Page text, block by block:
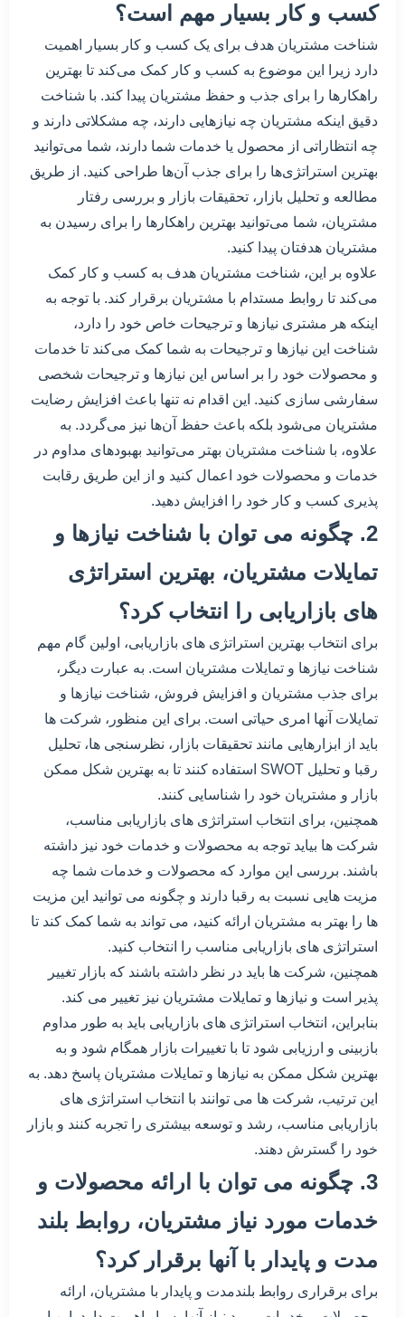
کسب و کار بسیار مهم است؟
شناخت مشتریان هدف برای یک کسب و کار بسیار اهمیت
دارد زیرا این موضوع به کسب و کار کمک می‌کند تا بهترین
راهکارها را برای جذب و حفظ مشتریان پیدا کند. با شناخت
دقیق اینکه مشتریان چه نیازهایی دارند، چه مشکلاتی دارند و
چه انتظاراتی از محصول یا خدمات شما دارند، شما می‌توانید
بهترین استراتژی‌ها را برای جذب آن‌ها طراحی کنید. از طریق
مطالعه و تحلیل بازار، تحقیقات بازار و بررسی رفتار
مشتریان، شما می‌توانید بهترین راهکارها را برای رسیدن به
مشتریان هدفتان پیدا کنید.
علاوه بر این، شناخت مشتریان هدف به کسب و کار کمک
می‌کند تا روابط مستدام با مشتریان برقرار کند. با توجه به
اینکه هر مشتری نیازها و ترجیحات خاص خود را دارد،
شناخت این نیازها و ترجیحات به شما کمک می‌کند تا خدمات
و محصولات خود را بر اساس این نیازها و ترجیحات شخصی
سفارشی سازی کنید. این اقدام نه تنها باعث افزایش رضایت
مشتریان می‌شود بلکه باعث حفظ آن‌ها نیز می‌گردد. به
علاوه، با شناخت مشتریان بهتر می‌توانید بهبودهای مداوم در
خدمات و محصولات خود اعمال کنید و از این طریق رقابت
پذیری کسب و کار خود را افزایش دهید.
2. چگونه می توان با شناخت نیازها و
تمایلات مشتریان، بهترین استراتژی
های بازاریابی را انتخاب کرد؟
برای انتخاب بهترین استراتژی های بازاریابی، اولین گام مهم
شناخت نیازها و تمایلات مشتریان است. به عبارت دیگر،
برای جذب مشتریان و افزایش فروش، شناخت نیازها و
تمایلات آنها امری حیاتی است. برای این منظور، شرکت ها
باید از ابزارهایی مانند تحقیقات بازار، نظرسنجی ها، تحلیل
رقبا و تحلیل SWOT استفاده کنند تا به بهترین شکل ممکن
بازار و مشتریان خود را شناسایی کنند.
همچنین، برای انتخاب استراتژی های بازاریابی مناسب،
شرکت ها بیاید توجه به محصولات و خدمات خود نیز داشته
باشند. بررسی این موارد که محصولات و خدمات شما چه
مزیت هایی نسبت به رقبا دارند و چگونه می توانید این مزیت
ها را بهتر به مشتریان ارائه کنید، می تواند به شما کمک کند تا
استراتژی های بازاریابی مناسب را انتخاب کنید.
همچنین، شرکت ها باید در نظر داشته باشند که بازار تغییر
پذیر است و نیازها و تمایلات مشتریان نیز تغییر می کند.
بنابراین، انتخاب استراتژی های بازاریابی باید به طور مداوم
بازبینی و ارزیابی شود تا با تغییرات بازار همگام شود و به
بهترین شکل ممکن به نیازها و تمایلات مشتریان پاسخ دهد. به
این ترتیب، شرکت ها می توانند با انتخاب استراتژی های
بازاریابی مناسب، رشد و توسعه بیشتری را تجربه کنند و بازار
خود را گسترش دهند.
3. چگونه می توان با ارائه محصولات و
خدمات مورد نیاز مشتریان، روابط بلند
مدت و پایدار با آنها برقرار کرد؟
برای برقراری روابط بلندمدت و پایدار با مشتریان، ارائه